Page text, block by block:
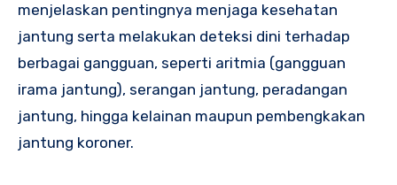
menjelaskan pentingnya menjaga kesehatan
jantung serta melakukan deteksi dini terhadap
berbagai gangguan, seperti aritmia (gangguan
irama jantung), serangan jantung, peradangan
jantung, hingga kelainan maupun pembengkakan
jantung koroner.